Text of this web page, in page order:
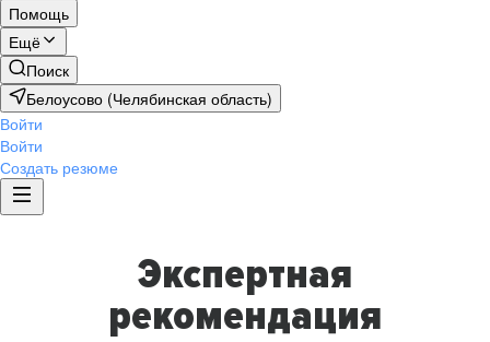
Помощь
Ещё
Поиск
Белоусово (Челябинская область)
Войти
Войти
Создать резюме
Экспертная
рекомендация